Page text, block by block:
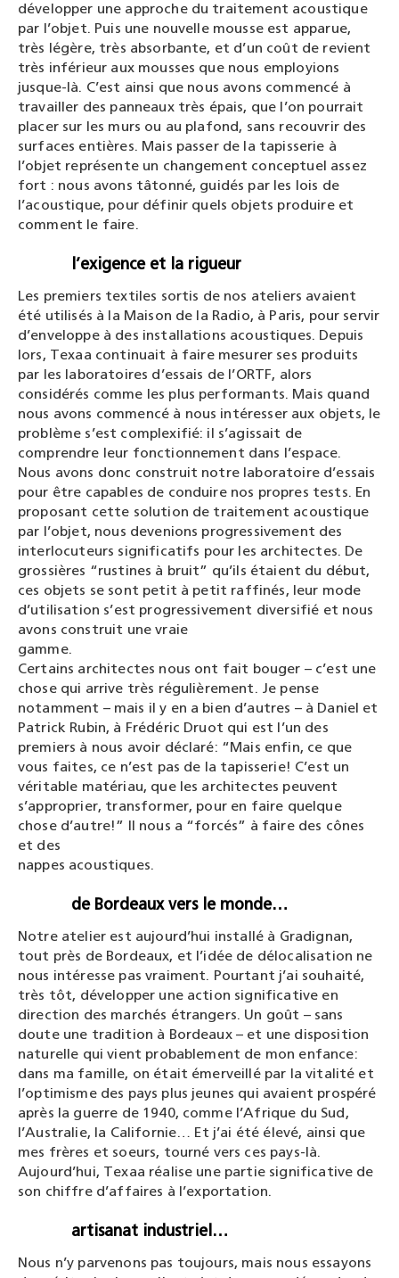
développer une approche du traitement acoustique
par l’objet. Puis une nouvelle mousse est apparue,
très légère, très absorbante, et d’un coût de revient
très inférieur aux mousses que nous employions
jusque-là. C’est ainsi que nous avons commencé à
travailler des panneaux très épais, que l’on pourrait
placer sur les murs ou au plafond, sans recouvrir des
surfaces entières. Mais passer de la tapisserie à
l’objet représente un changement conceptuel assez
fort : nous avons tâtonné, guidés par les lois de
l’acoustique, pour définir quels objets produire et
comment le faire.
l’exigence et la rigueur
Les premiers textiles sortis de nos ateliers avaient
été utilisés à la Maison de la Radio, à Paris, pour servir
d’enveloppe à des installations acoustiques. Depuis
lors, Texaa continuait à faire mesurer ses produits
par les laboratoires d’essais de l’ORTF, alors
considérés comme les plus performants. Mais quand
nous avons commencé à nous intéresser aux objets, le
problème s’est complexifié: il s’agissait de
comprendre leur fonctionnement dans l’espace.
Nous avons donc construit notre laboratoire d’essais
pour être capables de conduire nos propres tests. En
proposant cette solution de traitement acoustique
par l’objet, nous devenions progressivement des
interlocuteurs significatifs pour les architectes. De
grossières “rustines à bruit” qu’ils étaient du début,
ces objets se sont petit à petit raffinés, leur mode
d’utilisation s’est progressivement diversifié et nous
avons construit une vraie
gamme.
Certains architectes nous ont fait bouger – c’est une
chose qui arrive très régulièrement. Je pense
notamment – mais il y en a bien d’autres – à Daniel et
Patrick Rubin, à Frédéric Druot qui est l’un des
premiers à nous avoir déclaré: “Mais enfin, ce que
vous faites, ce n’est pas de la tapisserie! C’est un
véritable matériau, que les architectes peuvent
s’approprier, transformer, pour en faire quelque
chose d’autre!” Il nous a “forcés” à faire des cônes
et des
nappes acoustiques.
de Bordeaux vers le monde…
Notre atelier est aujourd’hui installé à Gradignan,
tout près de Bordeaux, et l’idée de délocalisation ne
nous intéresse pas vraiment. Pourtant j’ai souhaité,
très tôt, développer une action significative en
direction des marchés étrangers. Un goût – sans
doute une tradition à Bordeaux – et une disposition
naturelle qui vient probablement de mon enfance:
dans ma famille, on était émerveillé par la vitalité et
l’optimisme des pays plus jeunes qui avaient prospéré
après la guerre de 1940, comme l’Afrique du Sud,
l’Australie, la Californie… Et j’ai été élevé, ainsi que
mes frères et soeurs, tourné vers ces pays-là.
Aujourd’hui, Texaa réalise une partie significative de
son chiffre d’affaires à l’exportation.
artisanat industriel…
Nous n’y parvenons pas toujours, mais nous essayons